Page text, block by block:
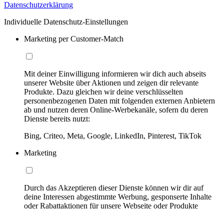
Datenschutzerklärung
Individuelle Datenschutz-Einstellungen
Marketing per Customer-Match
Mit deiner Einwilligung informieren wir dich auch abseits
unserer Website über Aktionen und zeigen dir relevante
Produkte. Dazu gleichen wir deine verschlüsselten
personenbezogenen Daten mit folgenden externen Anbietern
ab und nutzen deren Online-Werbekanäle, sofern du deren
Dienste bereits nutzt:
Bing, Criteo, Meta, Google, LinkedIn, Pinterest, TikTok
Marketing
Durch das Akzeptieren dieser Dienste können wir dir auf
deine Interessen abgestimmte Werbung, gesponserte Inhalte
oder Rabattaktionen für unsere Webseite oder Produkte